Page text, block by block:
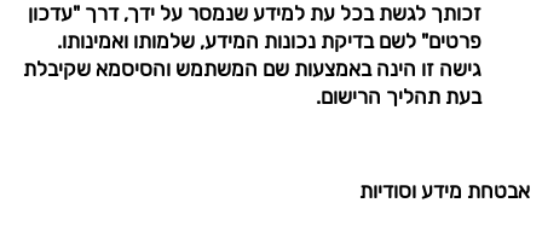
זכותך לגשת בכל עת למידע שנמסר על ידך, דרך "עדכון
פרטים" לשם בדיקת נכונות המידע, שלמותו ואמינותו.
גישה זו הינה באמצעות שם המשתמש והסיסמא שקיבלת
בעת תהליך הרישום.
אבטחת מידע וסודיות